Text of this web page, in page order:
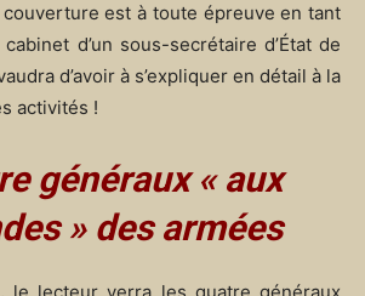
est à toute épreuve en tant
d’un sous-secrétaire d’État de
d’avoir à s’expliquer en détail à la
activités !
généraux « aux
» des armées